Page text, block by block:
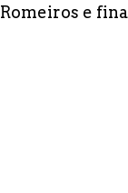
Romeiros e